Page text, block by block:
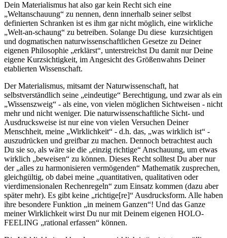
Dein Materialismus hat also gar kein Recht sich eine
„Weltanschauung“ zu nennen, denn innerhalb seiner selbst
definierten Schranken ist es ihm gar nicht möglich, eine wirkliche
„Welt-an-schaung“ zu betreiben. Solange Du diese kurzsichtigen
und dogmatischen naturwissenschaftlichen Gesetze zu Deiner
eigenen Philosophie „erklärst“, unterstreichst Du damit nur Deine
eigene Kurzsichtigkeit, im Angesicht des Größenwahns Deiner
etablierten Wissenschaft.
Der Materialismus, mitsamt der Naturwissenschaft, hat
selbstverständlich seine „eindeutige“ Berechtigung, und zwar als ein
„Wissenszweig“ - als eine, von vielen möglichen Sichtweisen - nicht
mehr und nicht weniger. Die naturwissenschaftliche Sicht- und
Ausdrucksweise ist nur eine von vielen Versuchen Deiner
Menschheit, meine „Wirklichkeit“ - d.h. das, „was wirklich ist“ -
auszudrücken und greifbar zu machen. Dennoch betrachtest auch
Du sie so, als wäre sie die „einzig richtige“ Anschauung, um etwas
wirklich „beweisen“ zu können. Dieses Recht solltest Du aber nur
der „alles zu harmonisieren vermögenden“ Mathematik zusprechen,
gleichgültig, ob dabei meine „quantitativen, qualitativen oder
vierdimensionalen Rechenregeln“ zum Einsatz kommen (dazu aber
später mehr). Es gibt keine „richtige[re]“ Ausdrucksform. Alle haben
ihre besondere Funktion „in meinem Ganzen“! Und das Ganze
meiner Wirklichkeit wirst Du nur mit Deinem eigenen HOLO-
FEELING „rational erfassen“ können.